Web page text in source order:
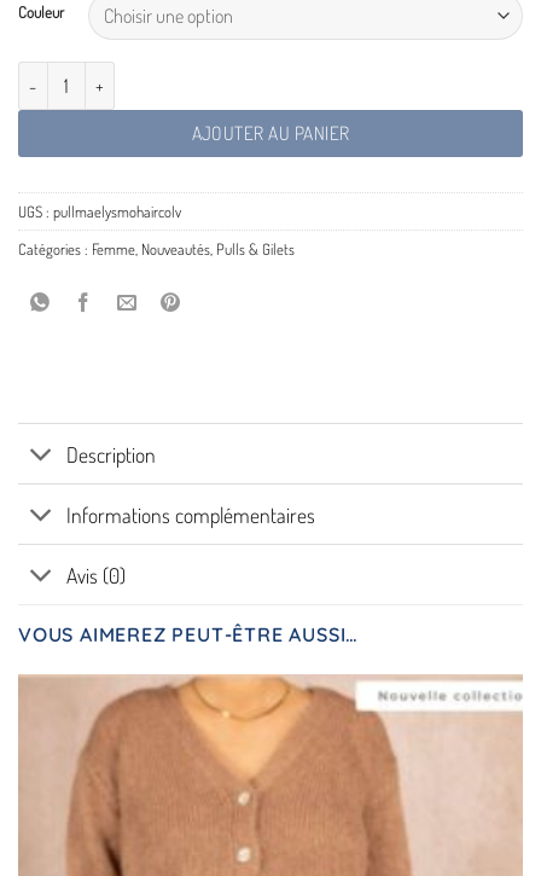
Couleur
quantité de Pull Mohair Maëlys Paris
AJOUTER AU PANIER
UGS : pullmaelysmohaircolv
Catégories : Femme Nouveautés Pulls & Gilets
Description
Informations complémentaires
Avis (0)
VOUS AIMEREZ PEUT-ÊTRE AUSSI…